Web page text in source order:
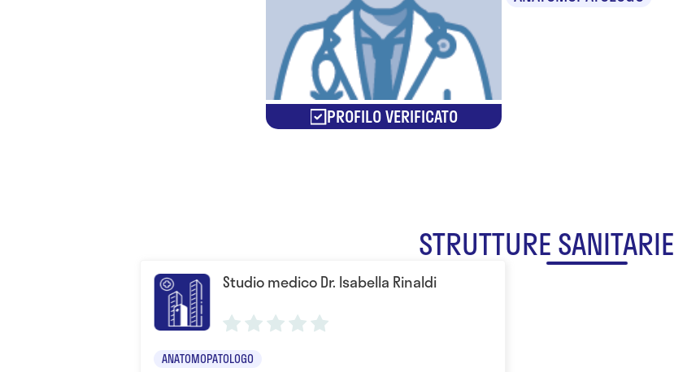
PROFILO VERIFICATO
STRUTTURE SANITARIE
Studio medico Dr. Isabella Rinaldi
ANATOMOPATOLOGO